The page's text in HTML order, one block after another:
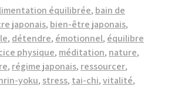
équilibrée, bain de
japonais, bien-être japonais,
, détendre, émotionnel, équilibre
physique, méditation, nature,
, régime japonais, ressourcer,
yoku, stress, tai-chi,vitalité,